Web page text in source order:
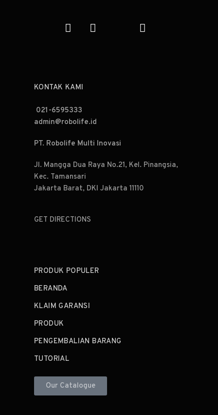
KONTAK KAMI
021-6595333
admin@robolife.id
PT. Robolife Multi Inovasi
Jl. Mangga Dua Raya No.21, Kel. Pinangsia,
Kec. Tamansari
Jakarta Barat, DKI Jakarta 11110
GET DIRECTIONS
PRODUK POPULER
BERANDA
KLAIM GARANSI
PRODUK
PENGEMBALIAN BARANG
TUTORIAL
Our Catalogue